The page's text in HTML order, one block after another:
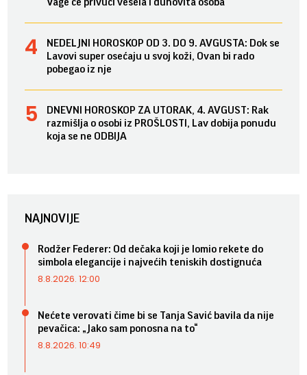
NEDELJNI HOROSKOP OD 3. DO 9. AVGUSTA: Dok se
Lavovi super osećaju u svoj koži, Ovan bi rado
pobegao iz nje
DNEVNI HOROSKOP ZA UTORAK, 4. AVGUST: Rak
razmišlja o osobi iz PROŠLOSTI, Lav dobija ponudu
koja se ne ODBIJA
NAJNOVIJE
Rodžer Federer: Od dečaka koji je lomio rekete do
simbola elegancije i najvećih teniskih dostignuća
8.8.2026. 12:00
Nećete verovati čime bi se Tanja Savić bavila da nije
pevačica: „Jako sam ponosna na to“
8.8.2026. 10:49